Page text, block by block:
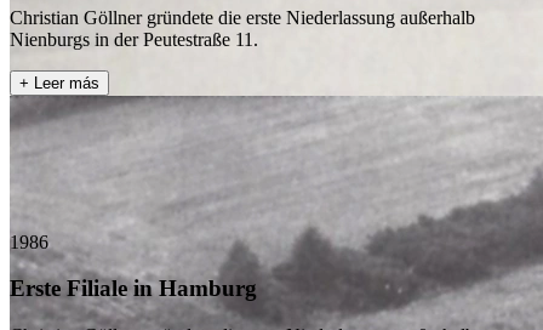
Christian Göllner gründete die erste Niederlassung außerhalb
Nienburgs in der Peutestraße 11.
+ Leer más
1986
Erste Filiale in Hamburg